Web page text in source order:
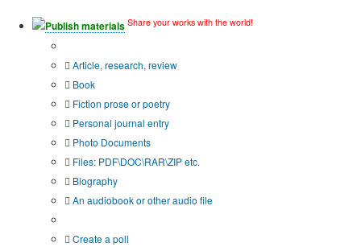
Publish materials Share your works with the world!
Article, research, review
Book
Fiction prose or poetry
Personal journal entry
Photo Documents
Files: PDF\DOC\RAR\ZIP etc.
Biography
An audiobook or other audio file
Create a poll